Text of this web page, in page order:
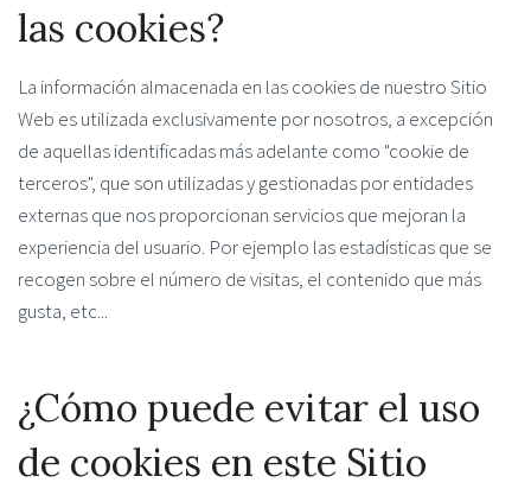
las cookies?
La información almacenada en las cookies de nuestro Sitio
Web es utilizada exclusivamente por nosotros, a excepción
de aquellas identificadas más adelante como "cookie de
terceros", que son utilizadas y gestionadas por entidades
externas que nos proporcionan servicios que mejoran la
experiencia del usuario. Por ejemplo las estadísticas que se
recogen sobre el número de visitas, el contenido que más
gusta, etc...
¿Cómo puede evitar el uso
de cookies en este Sitio